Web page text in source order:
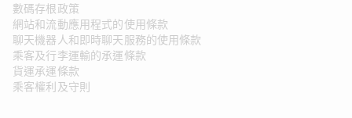
數碼存根政策
網站和流動應用程式的使用條款
聊天機器人和即時聊天服務的使用條款
乘客及行李運輸的承運條款
貨運承運條款
乘客權利及守則